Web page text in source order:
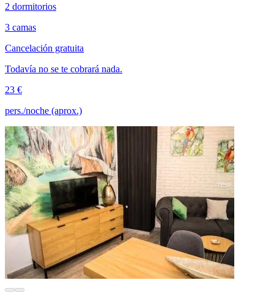
2 dormitorios
3 camas
Cancelación gratuita
Todavía no se te cobrará nada.
23 €
pers./noche (aprox.)